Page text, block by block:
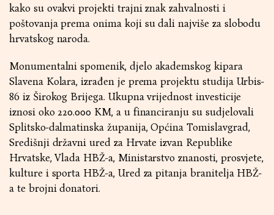
kako su ovakvi projekti trajni znak zahvalnosti i
poštovanja prema onima koji su dali najviše za slobodu
hrvatskog naroda.
Monumentalni spomenik, djelo akademskog kipara
Slavena Kolara, izrađen je prema projektu studija Urbis-
86 iz Širokog Brijega. Ukupna vrijednost investicije
iznosi oko 220.000 KM, a u financiranju su sudjelovali
Splitsko-dalmatinska županija, Općina Tomislavgrad,
Središnji državni ured za Hrvate izvan Republike
Hrvatske, Vlada HBŽ-a, Ministarstvo znanosti, prosvjete,
kulture i sporta HBŽ-a, Ured za pitanja branitelja HBŽ-
a te brojni donatori.